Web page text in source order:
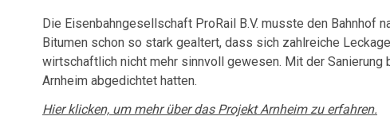
Die Eisenbahngesellschaft ProRail B.V. musste den Bahnhof
Bitumen schon so stark gealtert, dass sich zahlreiche
wirtschaftlich nicht mehr sinnvoll gewesen. Mit der
Arnheim abgedichtet hatten.
Hier klicken, um mehr über das Projekt Arnheim zu erfahren.